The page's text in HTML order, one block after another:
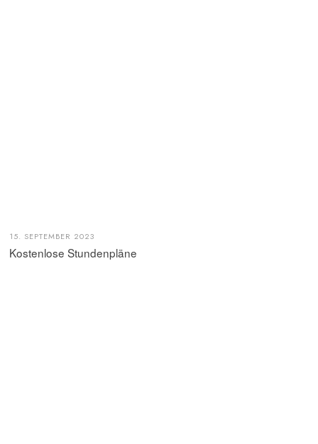
15. SEPTEMBER 2023
Kostenlose Stundenpläne